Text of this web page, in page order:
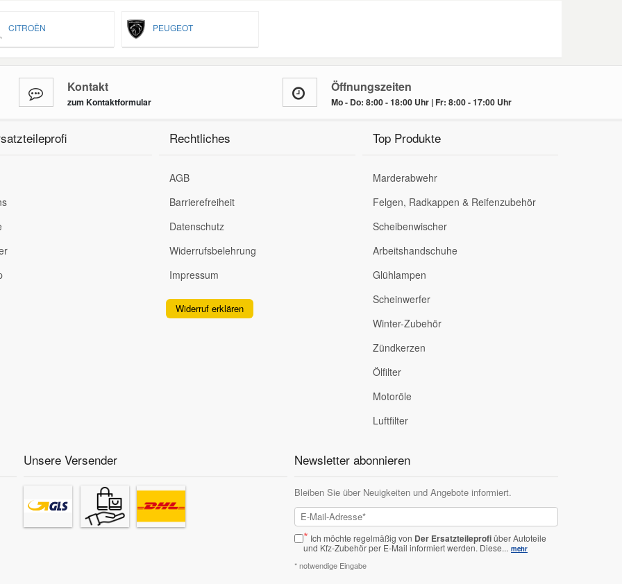
CITROËN PEUGEOT
Kontakt
zum Kontaktformular
Öffnungszeiten
Mo - Do: 8:00 - 18:00 Uhr | Fr: 8:00 - 17:00 Uhr
Rechtliches
AGB
Barrierefreiheit
Datenschutz
Widerrufsbelehrung
Impressum
Widerruf erklären
Top Produkte
Marderabwehr
Felgen, Radkappen & Reifenzubehör
Scheibenwischer
Arbeitshandschuhe
Glühlampen
Scheinwerfer
Winter-Zubehör
Zündkerzen
Ölfilter
Motoröle
Luftfilter
Unsere Versender Newsletter abonnieren
Bleiben Sie über Neuigkeiten und Angebote informiert.
* Ich möchte regelmäßig von Der Ersatzteileprofiüber Autoteile
und Kfz-Zubehör per E-Mail informiert werden. Diese... mehr
* notwendige Eingabe